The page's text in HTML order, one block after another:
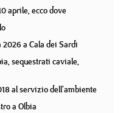
aprile, ecco dove
2026 a Cala dei Sardi
sequestrati caviale,
al servizio dell'ambiente
a Olbia